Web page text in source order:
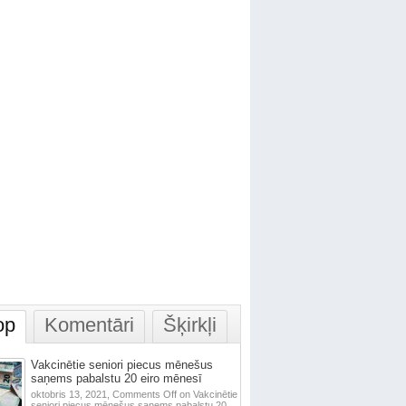
Komentāri Šķirkļi
Vakcinētie seniori piecus mēnešus
saņems pabalstu 20 eiro mēnesī
oktobris 13, 2021, Comments Offon Vakcinētie